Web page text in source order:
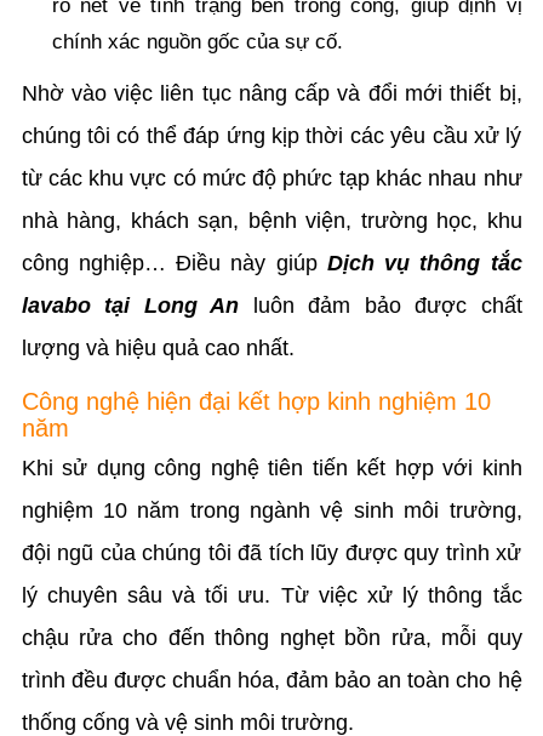
rõ nét về tình trạng bên trong cống, giúp định vị
chính xác nguồn gốc của sự cố.
Nhờ vào việc liên tục nâng cấp và đổi mới thiết bị,
chúng tôi có thể đáp ứng kịp thời các yêu cầu xử lý
từ các khu vực có mức độ phức tạp khác nhau như
nhà hàng, khách sạn, bệnh viện, trường học, khu
công nghiệp… Điều này giúp Dịch vụ thông tắc
lavabo tại Long An luôn đảm bảo được chất
lượng và hiệu quả cao nhất.
Công nghệ hiện đại kết hợp kinh nghiệm 10
năm
Khi sử dụng công nghệ tiên tiến kết hợp với kinh
nghiệm 10 năm trong ngành vệ sinh môi trường,
đội ngũ của chúng tôi đã tích lũy được quy trình xử
lý chuyên sâu và tối ưu. Từ việc xử lý thông tắc
chậu rửa cho đến thông nghẹt bồn rửa, mỗi quy
trình đều được chuẩn hóa, đảm bảo an toàn cho hệ
thống cống và vệ sinh môi trường.